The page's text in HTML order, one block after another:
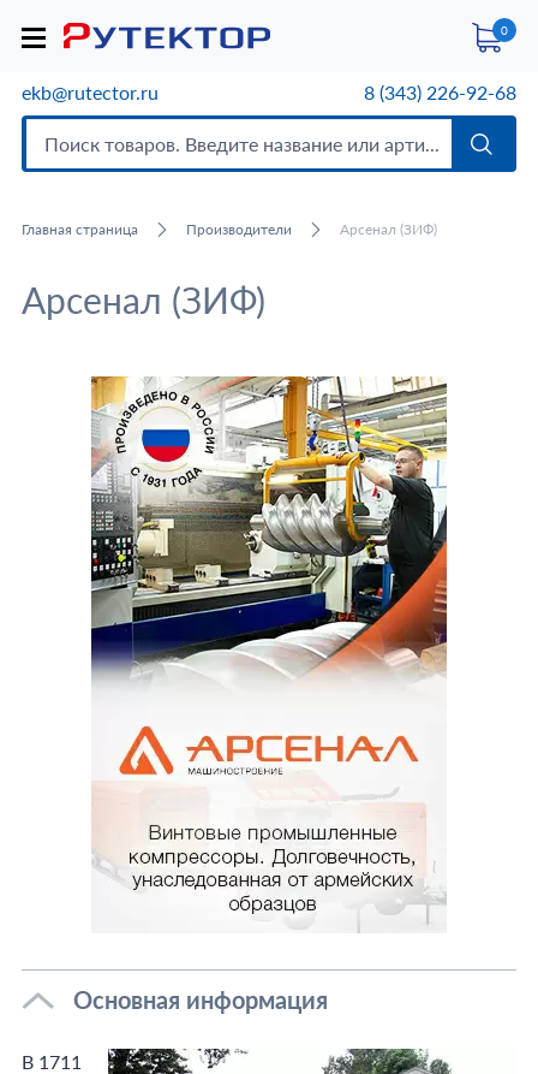
0
ekb@rutector.ru 8 (343) 226-92-68
Главная страница Производители Арсенал (ЗИФ)
Арсенал (ЗИФ)
Основная информация
В 1711